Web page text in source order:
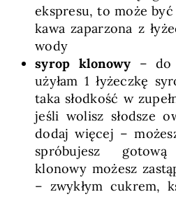
ekspresu, to może
kawa zaparzona z
wody
syrop klonowy – do
użyłam 1 łyżeczkę
taka słodkość w
jeśli wolisz słodsze
dodaj więcej –
spróbujesz
klonowy możesz
– zwykłym cukrem,